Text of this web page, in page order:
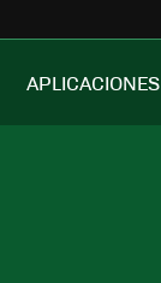
APLICACIONES